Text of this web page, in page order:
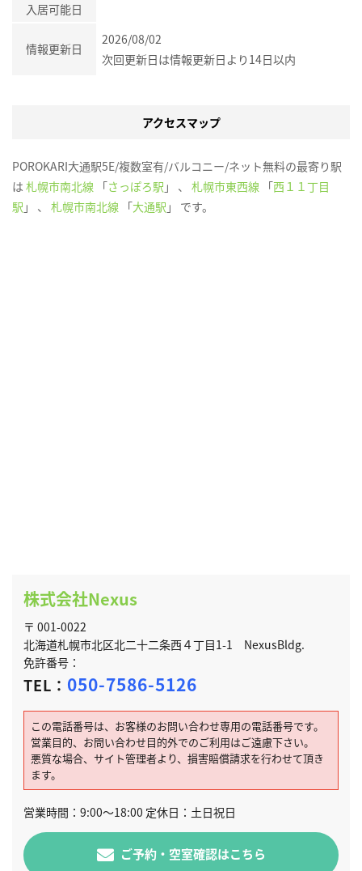
入居可能日
情報更新日
2026/08/02
次回更新日は情報更新日より14日以内
アクセスマップ
POROKARI大通駅5E/複数室有/バルコニー/ネット無料の最寄り駅
は 札幌市南北線 「さっぽろ駅 」 、 札幌市東西線 「西１１丁目
駅 」 、 札幌市南北線 「大通駅 」 です。
株式会社Nexus
〒 001-0022
北海道札幌市北区北二十二条西４丁目1-1 NexusBldg.
免許番号：
TEL： 050-7586-5126
この電話番号は、お客様のお問い合わせ専用の電話番号です。
営業目的、お問い合わせ目的外でのご利用はご遠慮下さい。
悪質な場合、サイト管理者より、損害賠償請求を行わせて頂き
ます。
営業時間：9:00～18:00 定休日：土日祝日
ご予約・空室確認はこちら